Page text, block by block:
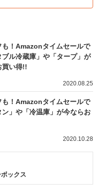
も！Amazonタイムセールで
ブル冷蔵庫」や「タープ」が
買い得!!
2020.08.25
も！Amazonタイムセールで
ン」や「冷温庫」が今ならお
2020.10.28
ックス